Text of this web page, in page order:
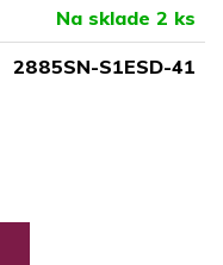
Na sklade 2 ks
2885SN-S1ESD-41